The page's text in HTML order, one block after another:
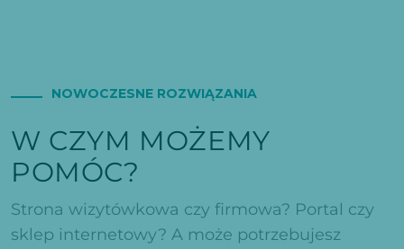
NOWOCZESNE ROZWIĄZANIA
W CZYM MOŻEMY
POMÓC?
Strona wizytówkowa czy firmowa? Portal czy
sklep internetowy? A może potrzebujesz